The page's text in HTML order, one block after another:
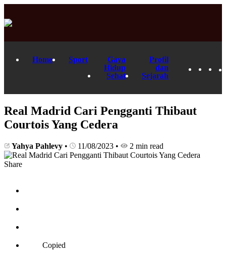
Home Sport
Gaya
Hidup
Sehat
Profil
dan
Sejarah
Real Madrid Cari Pengganti Thibaut
Courtois Yang Cedera
Yahya Pahlevy • 11/08/2023 • 2 min read
Share
Copied